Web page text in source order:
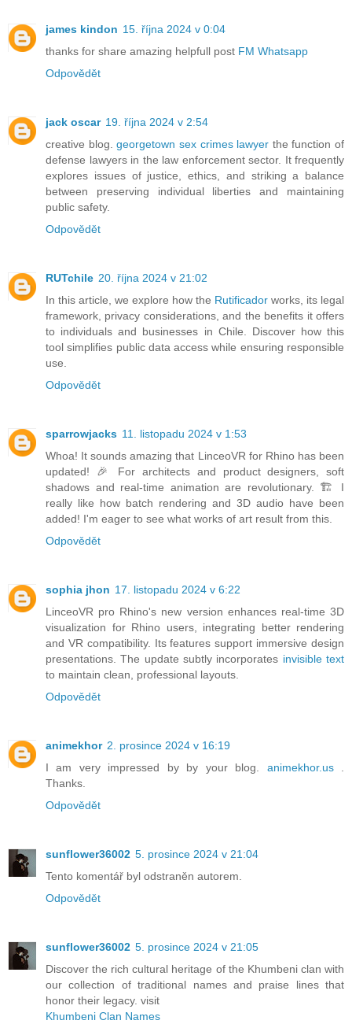
james kindon 15. října 2024 v 0:04
thanks for share amazing helpfull post FM Whatsapp
Odpovědět
jack oscar 19. října 2024 v 2:54
creative blog.georgetown sex crimes lawyer the function of
defense lawyers in the law enforcement sector. It frequently
explores issues of justice, ethics, and striking a balance
between preserving individual liberties and maintaining
public safety.
Odpovědět
RUTchile 20. října 2024 v 21:02
In this article, we explore how the Rutificador works, its legal
framework, privacy considerations, and the benefits it offers
to individuals and businesses in Chile. Discover how this
tool simplifies public data access while ensuring responsible
use.
Odpovědět
sparrowjacks 11. listopadu 2024 v 1:53
Whoa! It sounds amazing that LinceoVR for Rhino has been
updated! 🎉 For architects and product designers, soft
shadows and real-time animation are revolutionary. 🏗 I
really like how batch rendering and 3D audio have been
added! I'm eager to see what works of art result from this.
Odpovědět
sophia jhon 17. listopadu 2024 v 6:22
LinceoVR pro Rhino's new version enhances real-time 3D
visualization for Rhino users, integrating better rendering
and VR compatibility. Its features support immersive design
presentations. The update subtly incorporates invisible text
to maintain clean, professional layouts.
Odpovědět
animekhor 2. prosince 2024 v 16:19
I am very impressed by by your blog. animekhor.us.
Thanks.
Odpovědět
sunflower36002 5. prosince 2024 v 21:04
Tento komentář byl odstraněn autorem.
Odpovědět
sunflower36002 5. prosince 2024 v 21:05
Discover the rich cultural heritage of the Khumbeni clan with
our collection of traditional names and praise lines that
honor their legacy. visit
Khumbeni Clan Names